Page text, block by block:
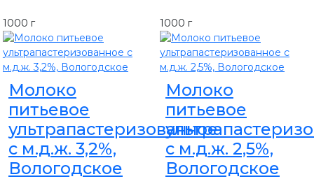
1000 г
Молоко
питьевое
ультрапастеризованное
с м.д.ж. 3,2%,
Вологодское
1000 г
Молоко
питьевое
с м.д.ж. 2,5%,
Вологодское